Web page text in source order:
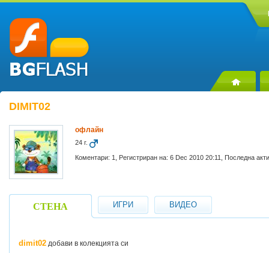
DIMIT02
офлайн
24 г.
Коментари: 1, Регистриран на: 6 Dec 2010 20:11, Последна
СТЕНА ИГРИ ВИДЕО
dimit02 добави в колекцията си